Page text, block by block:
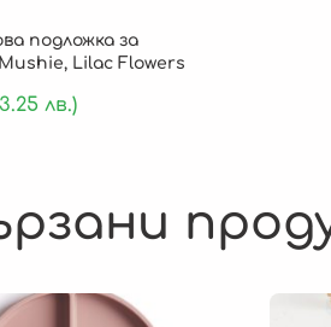
подложка за
Lilac Flowers
лв.)